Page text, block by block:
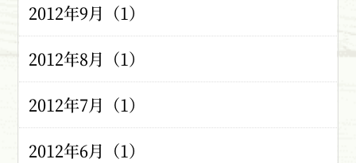
2012年9月（1）
2012年8月（1）
2012年7月（1）
2012年6月（1）